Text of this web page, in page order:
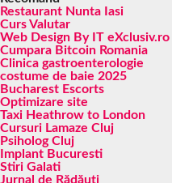
Restaurant Nunta Iasi
Curs Valutar
Web Design By IT eXclusiv.ro
Cumpara Bitcoin Romania
Clinica gastroenterologie
costume de baie 2025
Bucharest Escorts
Optimizare site
Taxi Heathrow to London
Cursuri Lamaze Cluj
Psiholog Cluj
Implant Bucuresti
Stiri Galati
Jurnal de Rădăuți